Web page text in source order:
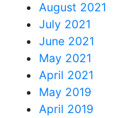
August 2021
July 2021
June 2021
May 2021
April 2021
May 2019
April 2019